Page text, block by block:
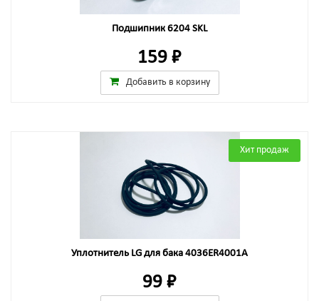
Подшипник 6204 SKL
159 ₽
Добавить в корзину
Хит продаж
Уплотнитель LG для бака 4036ER4001A
99 ₽